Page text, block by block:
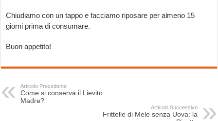
Chiudiamo con un tappo e facciamo riposare per almeno 15
giorni prima di consumare.
Buon appetito!
Articolo Precedente
Come si conserva il Lievito
Madre?
Articolo Successivo
Frittelle di Mele senza Uova: la